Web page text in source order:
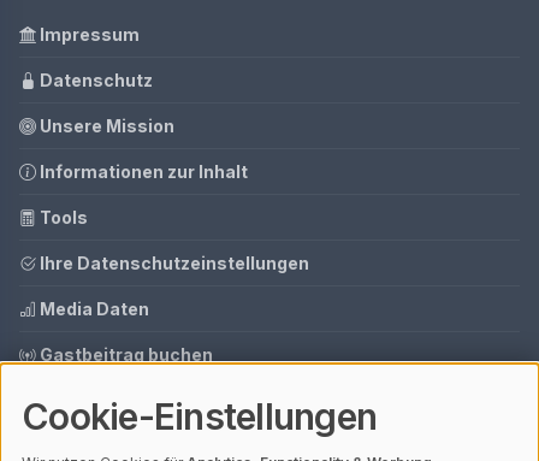
Impressum
Datenschutz
Unsere Mission
Informationen zur Inhalt
Tools
Ihre Datenschutzeinstellungen
Media Daten
Gastbeitrag buchen
Cookie-Einstellungen